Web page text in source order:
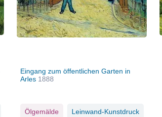
Eingang zum öffentlichen Garten in
Arles 1888
Ölgemälde
Leinwand-Kunstdruck